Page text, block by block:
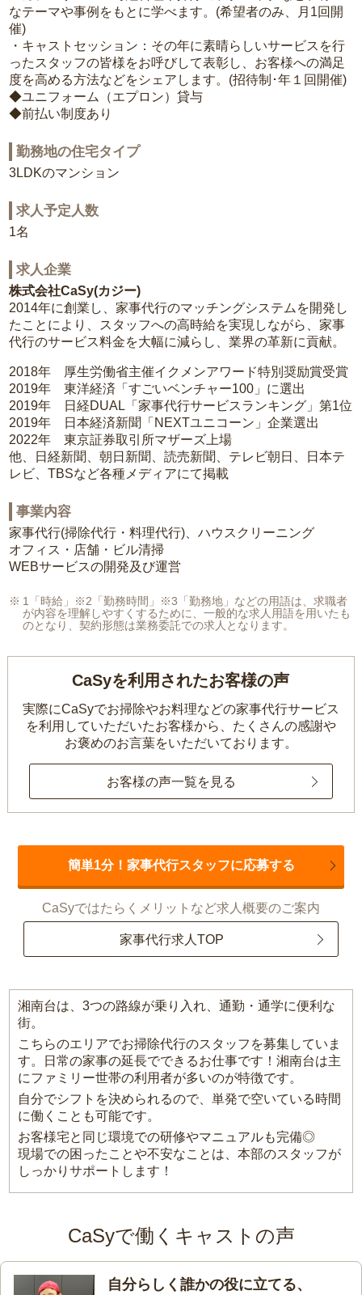
なテーマや事例をもとに学べます。(希望者のみ、月1回開
催)
・キャストセッション：その年に素晴らしいサービスを行
ったスタッフの皆様をお呼びして表彰し、お客様への満足
度を高める方法などをシェアします。(招待制･年１回開催)
◆ユニフォーム（エプロン）貸与
◆前払い制度あり
勤務地の住宅タイプ
3LDKのマンション
求人予定人数
1名
求人企業
株式会社CaSy(カジー)
2014年に創業し、家事代行のマッチングシステムを開発し
たことにより、スタッフへの高時給を実現しながら、家事
代行のサービス料金を大幅に減らし、業界の革新に貢献。
2018年 厚生労働省主催イクメンアワード特別奨励賞受賞
2019年 東洋経済「すごいベンチャー100」に選出
2019年 日経DUAL「家事代行サービスランキング」第1位
2019年 日本経済新聞「NEXTユニコーン」企業選出
2022年 東京証券取引所マザーズ上場
他、日経新聞、朝日新聞、読売新聞、テレビ朝日、日本テ
レビ、TBSなど各種メディアにて掲載
事業内容
家事代行(掃除代行・料理代行)、ハウスクリーニング
オフィス・店舗・ビル清掃
WEBサービスの開発及び運営
1「時給」※2「勤務時間」※3「勤務地」などの用語は、求職者
が内容を理解しやすくするために、一般的な求人用語を用いたも
のとなり、契約形態は業務委託での求人となります。
CaSyを利用されたお客様の声
実際にCaSyでお掃除やお料理などの家事代行サービス
を利用していただいたお客様から、 たくさんの感謝や
お褒めのお言葉をいただいております。
お客様の声一覧を見る
簡単1分！家事代行スタッフに応募する
CaSyではたらくメリットなど求人概要のご案内
家事代行求人TOP
湘南台は、3つの路線が乗り入れ、通勤・通学に便利な
街。
こちらのエリアでお掃除代行のスタッフを募集していま
す。日常の家事の延長でできるお仕事です！湘南台は主
にファミリー世帯の利用者が多いのが特徴です。
自分でシフトを決められるので、単発で空いている時間
に働くことも可能です。
お客様宅と同じ環境での研修やマニュアルも完備◎
現場での困ったことや不安なことは、本部のスタッフが
しっかりサポートします！
CaSyで働くキャストの声
自分らしく誰かの役に立てる、